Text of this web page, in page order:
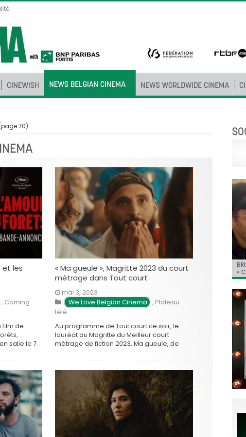
CINEWISH NEWS BELGIAN CINEMA NEWS WORLDWIDE CINEMA
70)
et les
, Coming
film de
salle le 7
Les liens
et
« Ma gueule », Magritte 2023 du court
métrage dans Tout court
mai 3, 2023
We Love Belgian Cinema , Plateau
télé
Au programme de Tout court ce soir, le
lauréat du Magritte du Meilleur court
métrage de fiction 2023, Ma gueule, de
Wohlfahrt Avec Gregory Carnoli, Sofie
Decleir, Kristof Coenen, Lotfi Yahya Jedidi
Stéphane Terrazzi, 35 ans, vit à …
«
du
«